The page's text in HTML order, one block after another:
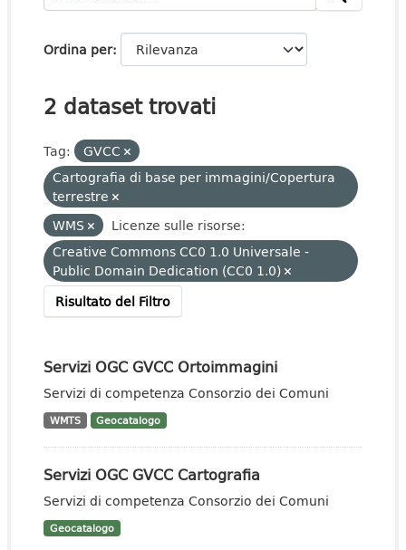
Ordina per
2 dataset trovati
Tag:
GVCC
Cartografia di base per immagini/Copertura
terrestre
WMS
Licenze sulle risorse:
Creative Commons CC0 1.0 Universale -
Public Domain Dedication (CC0 1.0)
Risultato del Filtro
Servizi OGC GVCC Ortoimmagini
Servizi di competenza Consorzio dei Comuni
WMTS Geocatalogo
Servizi OGC GVCC Cartografia
Servizi di competenza Consorzio dei Comuni
Geocatalogo